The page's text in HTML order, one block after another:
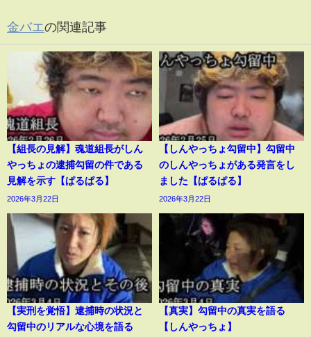
金バエの関連記事
【組長の見解】魂道組長がしん
やっちょの逮捕勾留の件である
見解を示す【ぱるぱる】
2026年3月22日
【しんやっちょ勾留中】勾留中
のしんやっちょがある発言をし
ました【ぱるぱる】
2026年3月22日
【実刑を覚悟】逮捕時の状況と
勾留中のリアルな心境を語る
【真実】勾留中の真実を語る
【しんやっちょ】